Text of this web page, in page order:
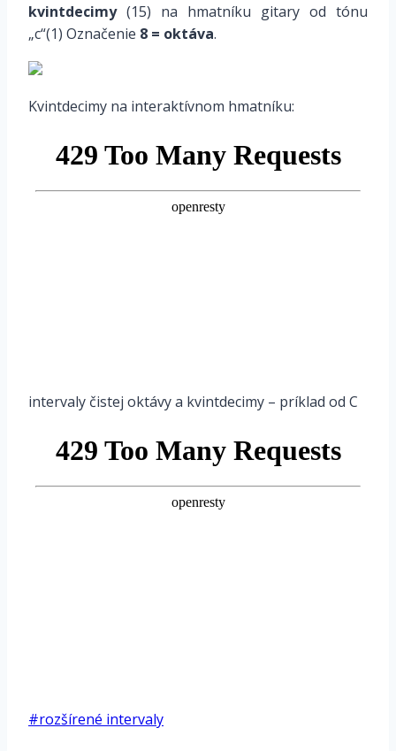
kvintdecimy(15) na hmatníku gitary od tónu
„c“(1) Označenie 8 = oktáva.
Kvintdecimy na interaktívnom hmatníku:
intervaly čistej oktávy a kvintdecimy – príklad od C
Post
#rozšírené intervaly